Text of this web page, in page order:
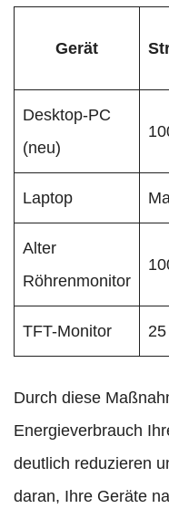
Gerät
Desktop-PC
(neu)
Laptop
Alter
Röhrenmonitor
TFT-Monitor
Durch diese
Energieverbrauch
deutlich reduzieren
daran, Ihre Geräte